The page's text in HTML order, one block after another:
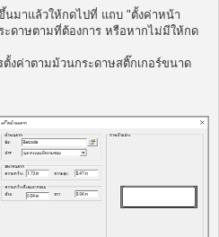
นมาแล้วให้กดไปที่ แถบ "ตั้งค่าหน้า
ะดาษตามที่ต้องการ หรือหากไม่มีให้กด
ตั้งค่าตามม้วนกระดาษสติ๊กเกอร์ขนาด